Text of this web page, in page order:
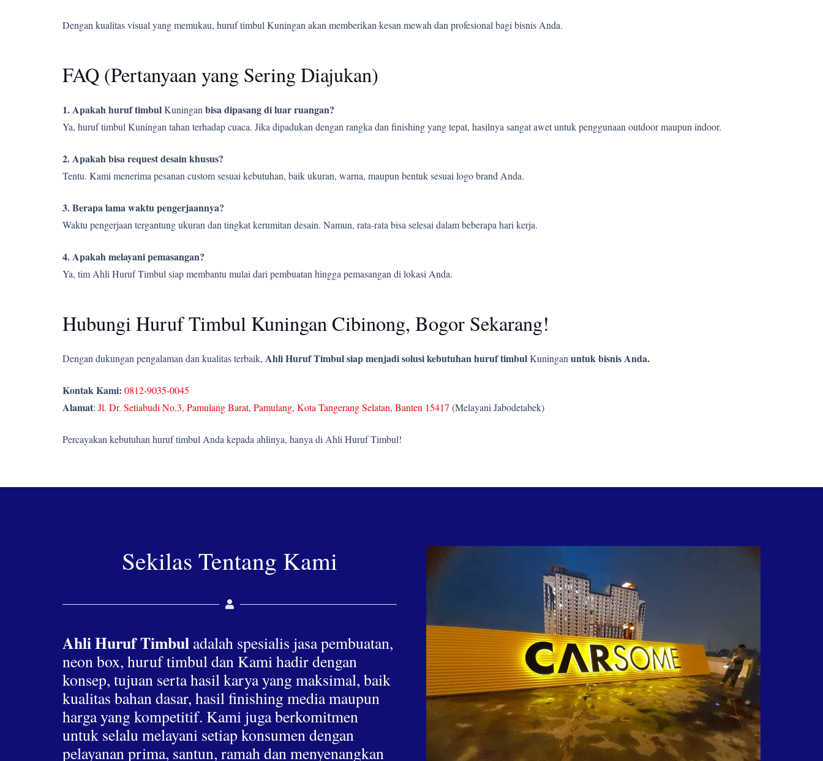
Dengan kualitas visual yang memukau, huruf timbul Kuningan akan memberikan kesan mewah dan profesional bagi bisnis Anda.
FAQ (Pertanyaan yang Sering Diajukan)
1. Apakah huruf timbulKuningan bisa dipasang di luar ruangan?
Ya, huruf timbul Kuningan tahan terhadap cuaca. Jika dipadukan dengan rangka dan finishing yang tepat, hasilnya sangat awet untuk penggunaan outdoor maupun indoor.
2. Apakah bisa request desain khusus?
Tentu. Kami menerima pesanan custom sesuai kebutuhan, baik ukuran, warna, maupun bentuk sesuai logo brand Anda.
3. Berapa lama waktu pengerjaannya?
Waktu pengerjaan tergantung ukuran dan tingkat kerumitan desain. Namun, rata-rata bisa selesai dalam beberapa hari kerja.
4. Apakah melayani pemasangan?
Ya, tim Ahli Huruf Timbul siap membantu mulai dari pembuatan hingga pemasangan di lokasi Anda.
Hubungi Huruf Timbul Kuningan Cibinong, Bogor Sekarang!
Dengan dukungan pengalaman dan kualitas terbaik, Ahli Huruf Timbul siap menjadi solusi kebutuhan huruf timbulKuningan untuk bisnis Anda.
Kontak Kami: 0812-9035-0045
Alamat: Jl. Dr. Setiabudi No.3, Pamulang Barat, Pamulang, Kota Tangerang Selatan, Banten 15417 (Melayani Jabodetabek)
Percayakan kebutuhan huruf timbul Anda kepada ahlinya, hanya di Ahli Huruf Timbul!
Sekilas Tentang Kami
Ahli Huruf Timbul adalah spesialis jasa pembuatan,
neon box, huruf timbul dan Kami hadir dengan
konsep, tujuan serta hasil karya yang maksimal, baik
kualitas bahan dasar, hasil finishing media maupun
harga yang kompetitif. Kami juga berkomitmen
untuk selalu melayani setiap konsumen dengan
pelayanan prima, santun, ramah dan menyenangkan